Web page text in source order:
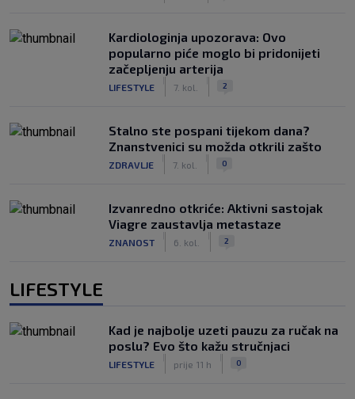
Kardiologinja upozorava: Ovo
popularno piće moglo bi pridonijeti
začepljenju arterija
LIFESTYLE 7. kol. 2
Stalno ste pospani tijekom dana?
Znanstvenici su možda otkrili zašto
ZDRAVLJE 7. kol. 0
Izvanredno otkriće: Aktivni sastojak
Viagre zaustavlja metastaze
ZNANOST 6. kol. 2
LIFESTYLE
Kad je najbolje uzeti pauzu za ručak na
poslu? Evo što kažu stručnjaci
LIFESTYLE prije 11 h 0